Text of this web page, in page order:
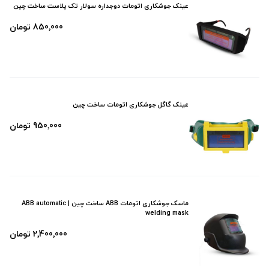
عینک جوشکاری اتومات دوجداره سولار تک پلاست ساخت چین
850٬000 تومان
عینک گاگل جوشکاری اتومات ساخت چین
950٬000 تومان
ماسک جوشکاری اتومات ABB ساخت چین | ABB automatic
welding mask
2٬400٬000 تومان